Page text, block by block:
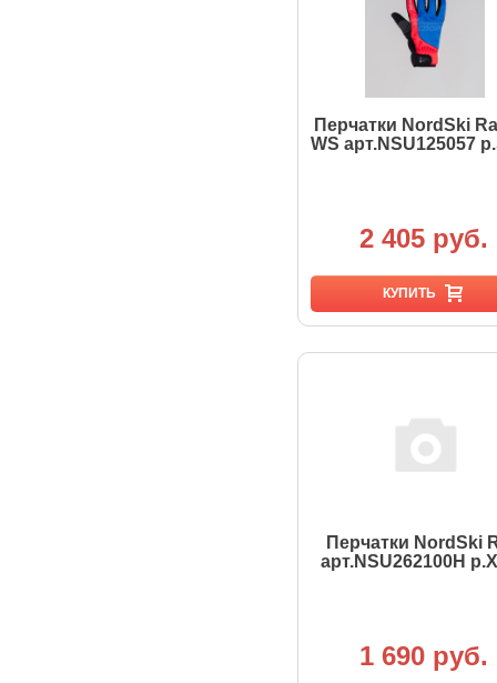
Перчатки NordSki
WS арт.NSU125057
2 405 руб.
КУПИТЬ
Перчатки NordSki
арт.NSU262100Н
1 690 руб.